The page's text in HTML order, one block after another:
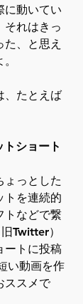
に動いてい
それはきっ
、と思え
、たとえば
トショート
ょっとした
トを連続的
トなどで繋
Twitter）
ートに投稿
い動画を作
ススメで